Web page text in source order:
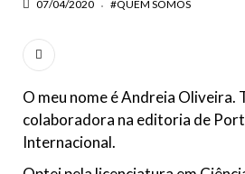
07/04/2020
#QUEM SOMOS
O meu nome é Andreia Oliveira.
colaboradora na editoria de
Internacional.